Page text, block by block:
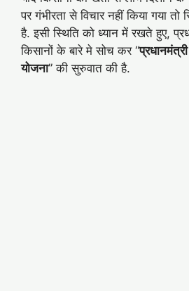
पर गंभीरता से विचार नहीं किया गया
है. इसी स्थिति को ध्यान में रखते हुए,
किसानों के बारे मे सोच कर “
योजना” की सुरुवात की है.